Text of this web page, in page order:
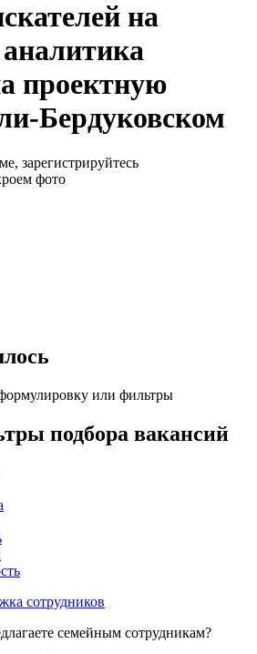
на
проектную
Бердуковском
зарегистрируйтесь
фото
или фильтры
подбора вакансий
сотрудников
семейным сотрудникам?